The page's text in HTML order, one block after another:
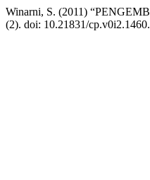
Winarni, S. (2011)
(2). doi: 10.21831/cp.v0i2.1460.